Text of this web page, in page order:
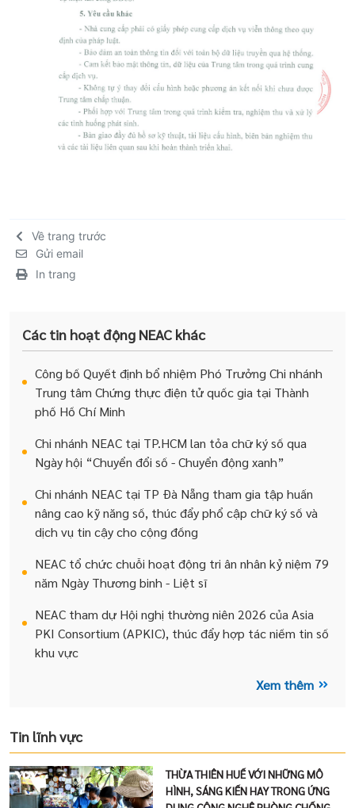
Về trang trước
Gửi email
In trang
Các tin hoạt động NEAC khác
Công bố Quyết định bổ nhiệm Phó Trưởng Chi nhánh
Trung tâm Chứng thực điện tử quốc gia tại Thành
phố Hồ Chí Minh
Chi nhánh NEAC tại TP.HCM lan tỏa chữ ký số qua
Ngày hội “Chuyển đổi số - Chuyển động xanh”
Chi nhánh NEAC tại TP Đà Nẵng tham gia tập huấn
nâng cao kỹ năng số, thúc đẩy phổ cập chữ ký số và
dịch vụ tin cậy cho cộng đồng
NEAC tổ chức chuỗi hoạt động tri ân nhân kỷ niệm 79
năm Ngày Thương binh - Liệt sĩ
NEAC tham dự Hội nghị thường niên 2026 của Asia
PKI Consortium (APKIC), thúc đẩy hợp tác niềm tin số
khu vực
Xem thêm
Tin lĩnh vực
THỪA THIÊN HUẾ VỚI NHỮNG MÔ
HÌNH, SÁNG KIẾN HAY TRONG ỨNG